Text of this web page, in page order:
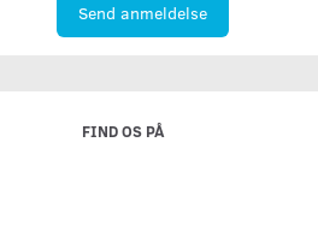
Send anmeldelse
FIND OS PÅ